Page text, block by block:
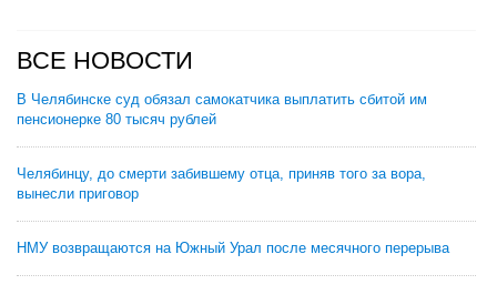
ВСЕ НОВОСТИ
В Челябинске суд обязал самокатчика выплатить сбитой им
пенсионерке 80 тысяч рублей
Челябинцу, до смерти забившему отца, приняв того за вора,
вынесли приговор
НМУ возвращаются на Южный Урал после месячного перерыва